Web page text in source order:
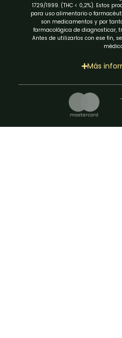
1729/1999. (THC < 0,2%). Estos
para uso alimentario o
son medicamentos y por
farmacológica de diagnosticar,
Antes de utilizarlos con ese fin,
Más